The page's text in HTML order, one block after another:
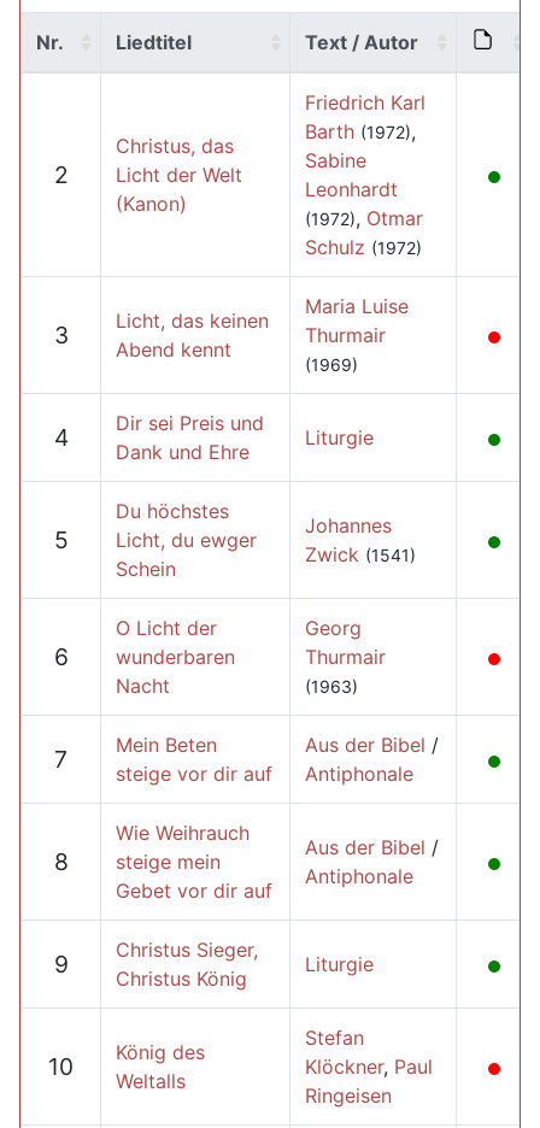
Nr. Liedtitel Text / Autor
2
Christus, das
Licht der Welt
(Kanon)
Friedrich Karl
Barth (1972),
Sabine
Leonhardt
(1972), Otmar
Schulz (1972)
3
Licht, das keinen
Abend kennt
Maria Luise
Thurmair
(1969)
4
Dir sei Preis und
Dank und Ehre
Liturgie
5
Du höchstes
Licht, du ewger
Schein
Johannes
Zwick (1541)
6
O Licht der
wunderbaren
Nacht
Georg
Thurmair
(1963)
7
Mein Beten
steige vor dir auf
Aus der Bibel /
Antiphonale
8
Wie Weihrauch
steige mein
Gebet vor dir auf
Aus der Bibel /
Antiphonale
9
Christus Sieger,
Christus König
Liturgie
10
König des
Weltalls
Stefan
Klöckner, Paul
Ringeisen